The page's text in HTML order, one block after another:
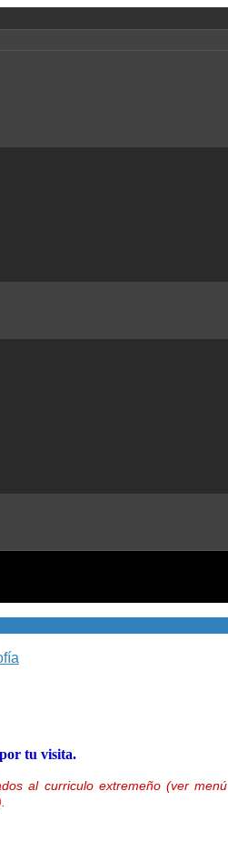
tu visita.
al curriculo extremeño (ver menú